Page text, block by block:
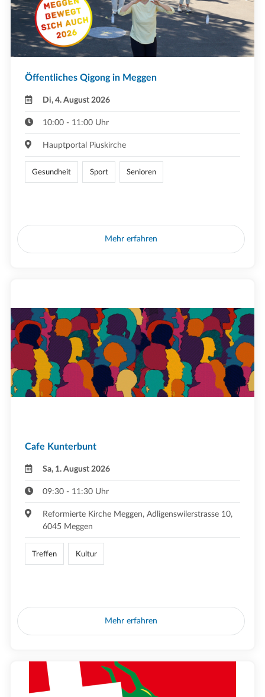
Öffentliches Qigong in Meggen
Di, 4. August 2026
10:00 - 11:00 Uhr
Hauptportal Piuskirche
Gesundheit Sport Senioren
Mehr erfahren
Cafe Kunterbunt
Sa, 1. August 2026
09:30 - 11:30 Uhr
Reformierte Kirche Meggen, Adligenswilerstrasse 10,
6045 Meggen
Treffen Kultur
Mehr erfahren